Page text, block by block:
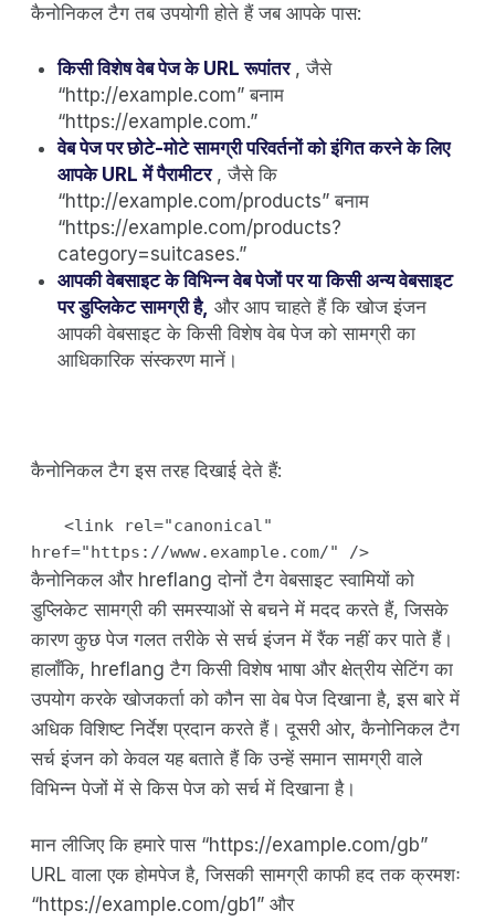
कैनोनिकल टैग तब उपयोगी होते हैं जब आपके पास:
किसी विशेष वेब पेज के URL रूपांतर, जैसे
“http://example.com” बनाम
“https://example.com.”
वेब पेज पर छोटे-मोटे सामग्री परिवर्तनों को इंगित करने के लिए
आपके URL में पैरामीटर, जैसे कि
“http://example.com/products” बनाम
“https://example.com/products?
category=suitcases.”
आपकी वेबसाइट के विभिन्न वेब पेजों पर या किसी अन्य वेबसाइट
पर डुप्लिकेट सामग्री है, और आप चाहते हैं कि खोज इंजन
आपकी वेबसाइट के किसी विशेष वेब पेज को सामग्री का
आधिकारिक संस्करण मानें।
कैनोनिकल टैग इस तरह दिखाई देते हैं:
<link rel="canonical"
href="https://www.example.com/" />
कैनोनिकल और hreflang दोनों टैग वेबसाइट स्वामियों को
डुप्लिकेट सामग्री की समस्याओं से बचने में मदद करते हैं, जिसके
कारण कुछ पेज गलत तरीके से सर्च इंजन में रैंक नहीं कर पाते हैं।
हालाँकि, hreflang टैग किसी विशेष भाषा और क्षेत्रीय सेटिंग का
उपयोग करके खोजकर्ता को कौन सा वेब पेज दिखाना है, इस बारे में
अधिक विशिष्ट निर्देश प्रदान करते हैं। दूसरी ओर, कैनोनिकल टैग
सर्च इंजन को केवल यह बताते हैं कि उन्हें समान सामग्री वाले
विभिन्न पेजों में से किस पेज को सर्च में दिखाना है।
मान लीजिए कि हमारे पास “https://example.com/gb”
URL वाला एक होमपेज है, जिसकी सामग्री काफी हद तक क्रमशः
“https://example.com/gb1” और